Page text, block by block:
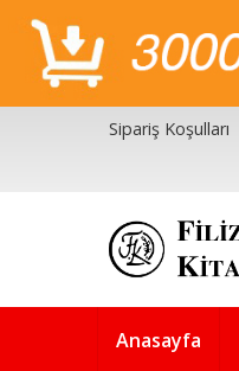
Sipariş Koşulları
Anasayfa